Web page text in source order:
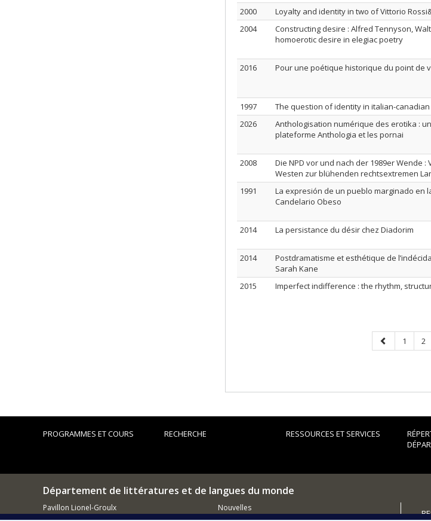
2000
Loyalty and identity in two of Vittorio
2004
Constructing desire : Alfred Tennyson,
homoerotic desire in elegiac poetry
2016
Pour une poétique historique du point de
1997 The question of identity in italian-
2026
Anthologisation numérique des erotika :
plateforme Anthologia et les pornai
2008
Die NPD vor und nach der 1989er Wende
Westen zur blühenden rechtsextremen
1991
La expresión de un pueblo marginado en
Candelario Obeso
2014 La persistance du désir chez Diadorim
2014
Postdramatisme et esthétique de
Sarah Kane
2015 Imperfect indifference : the rhythm,
Page
précédente
Page
1 2
PROGRAMMES ET COURS RECHERCHE RESSOURCES ET SERVICES
Département de littératures et de langues du monde
Pavillon Lionel-Groulx
3150 rue Jean-Brillant
Nouvelles